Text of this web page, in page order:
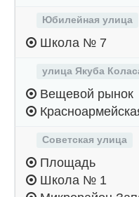
Юбилейная улица
Школа № 7
улица Якуба
Вещевой рынок
Советская улица
Площадь
Школа № 1